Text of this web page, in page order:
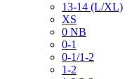
13-14 (L/XL)
XS
0 NB
0-1
0-1/1-2
1-2